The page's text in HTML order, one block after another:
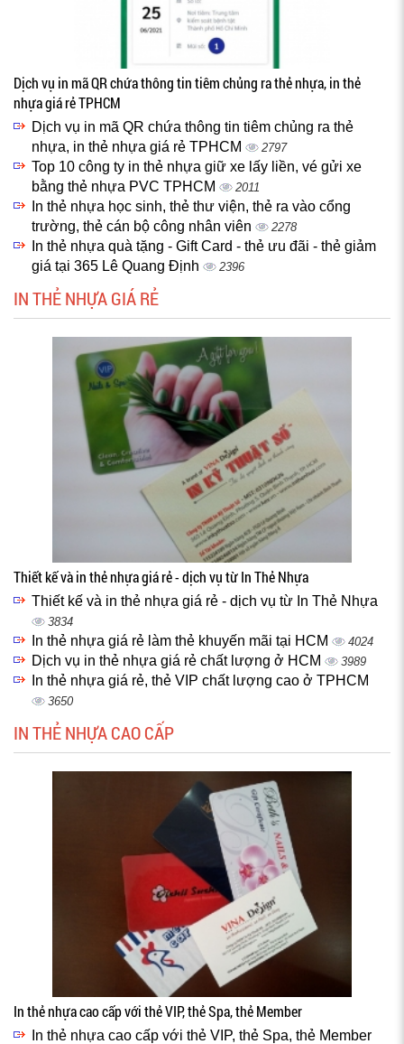
Dịch vụ in mã QR chứa thông tin tiêm chủng ra thẻ nhựa, in thẻ
nhựa giá rẻ TPHCM
Dịch vụ in mã QR chứa thông tin tiêm chủng ra thẻ
nhựa, in thẻ nhựa giá rẻ TPHCM
2797
Top 10 công ty in thẻ nhựa giữ xe lấy liền, vé gửi xe
bằng thẻ nhựa PVC TPHCM
2011
In thẻ nhựa học sinh, thẻ thư viện, thẻ ra vào cổng
trường, thẻ cán bộ công nhân viên
2278
In thẻ nhựa quà tặng - Gift Card - thẻ ưu đãi - thẻ giảm
giá tại 365 Lê Quang Định
2396
IN THẺ NHỰA GIÁ RẺ
Thiết kế và in thẻ nhựa giá rẻ - dịch vụ từ In Thẻ Nhựa
Thiết kế và in thẻ nhựa giá rẻ - dịch vụ từ In Thẻ Nhựa
3834
In thẻ nhựa giá rẻ làm thẻ khuyến mãi tại HCM 4024
Dịch vụ in thẻ nhựa giá rẻ chất lượng ở HCM 3989
In thẻ nhựa giá rẻ, thẻ VIP chất lượng cao ở TPHCM
3650
IN THẺ NHỰA CAO CẤP
In thẻ nhựa cao cấp với thẻ VIP, thẻ Spa, thẻ Member
In thẻ nhựa cao cấp với thẻ VIP, thẻ Spa, thẻ Member